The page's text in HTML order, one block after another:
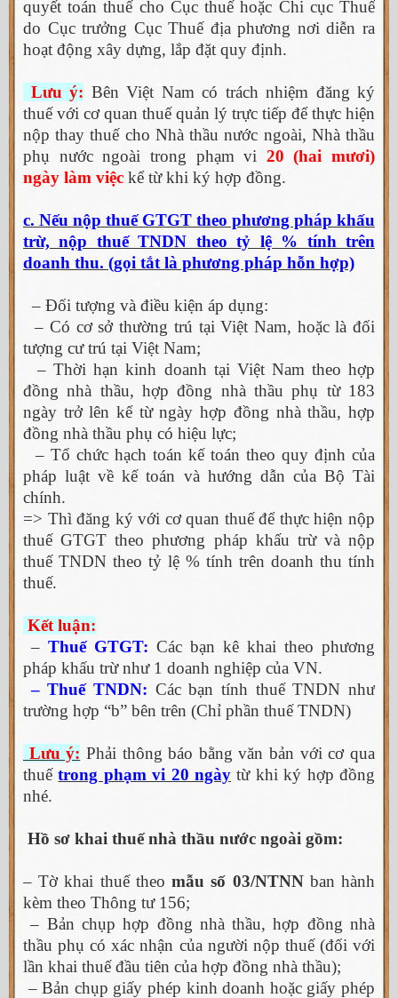
quyết toán thuế cho Cục thuế hoặc Chi cục Thuế
do Cục trưởng Cục Thuế địa phương nơi diễn ra
hoạt động xây dựng, lắp đặt quy định.
Lưu ý: Bên Việt Nam có trách nhiệm đăng ký
thuế với cơ quan thuế quản lý trực tiếp để thực hiện
nộp thay thuế cho Nhà thầu nước ngoài, Nhà thầu
phụ nước ngoài trong phạm vi 20 (hai mươi)
ngày làm việc kể từ khi ký hợp đồng.
c. Nếu nộp thuế GTGT theo phương pháp khấu
trừ, nộp thuế TNDN theo tỷ lệ % tính trên
doanh thu. (gọi tắt là phương pháp hỗn hợp)
– Đối tượng và điều kiện áp dụng:
– Có cơ sở thường trú tại Việt Nam, hoặc là đối
tượng cư trú tại Việt Nam;
– Thời hạn kinh doanh tại Việt Nam theo hợp
đồng nhà thầu, hợp đồng nhà thầu phụ từ 183
ngày trở lên kể từ ngày hợp đồng nhà thầu, hợp
đồng nhà thầu phụ có hiệu lực;
– Tổ chức hạch toán kế toán theo quy định của
pháp luật về kế toán và hướng dẫn của Bộ Tài
chính.
=> Thì đăng ký với cơ quan thuế để thực hiện nộp
thuế GTGT theo phương pháp khấu trừ và nộp
thuế TNDN theo tỷ lệ % tính trên doanh thu tính
thuế.
Kết luận:
– Thuế GTGT: Các bạn kê khai theo phương
pháp khấu trừ như 1 doanh nghiệp của VN.
– Thuế TNDN: Các bạn tính thuế TNDN như
trường hợp “b” bên trên (Chỉ phần thuế TNDN)
Lưu ý: Phải thông báo bằng văn bản với cơ qua
thuếtrong phạm vi 20 ngày từ khi ký hợp đồng
nhé.
Hồ sơ khai thuế nhà thầu nước ngoài gồm:
– Tờ khai thuế theomẫu số 03/NTNNban hành
kèm theo Thông tư 156;
– Bản chụp hợp đồng nhà thầu, hợp đồng nhà
thầu phụ có xác nhận của người nộp thuế (đối với
lần khai thuế đầu tiên của hợp đồng nhà thầu);
– Bản chụp giấy phép kinh doanh hoặc giấy phép